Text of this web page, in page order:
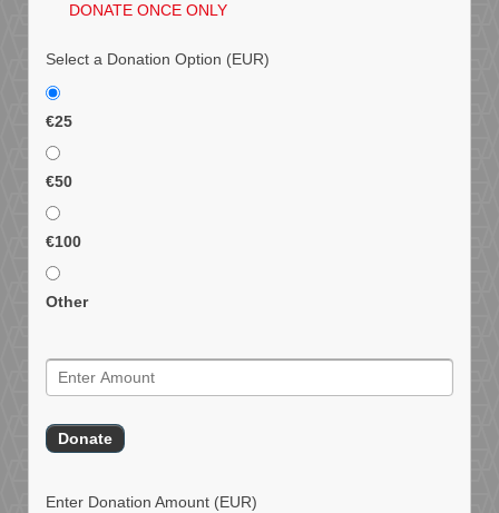
DONATE ONCE ONLY
Select a Donation Option (EUR)
€25
€50
€100
Other
Enter Donation Amount (EUR)